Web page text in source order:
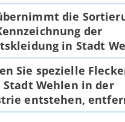
die
der
in Stadt
Sie spezielle
Stadt Wehlen in der
entstehen,